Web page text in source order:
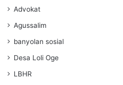
Advokat
Agussalim
banyolan sosial
Desa Loli Oge
LBHR